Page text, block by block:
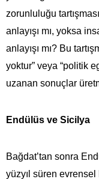
zorunluluğu
anlayışı mı, yoksa
anlayışı mı? Bu
yoktur” veya “politik
uzanan sonuçlar
Endülüs ve Sicilya
Bağdat’tan sonra
yüzyıl süren